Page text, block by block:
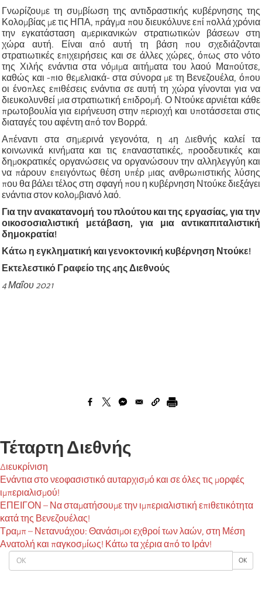
OK OK
Γνωρίζουμε τη συμβίωση της αντιδραστικής κυβέρνησης της
Κολομβίας με τις ΗΠΑ, πράγμα που διευκόλυνε επί πολλά χρόνια
την εγκατάσταση αμερικανικών στρατιωτικών βάσεων στη
χώρα αυτή. Είναι από αυτή τη βάση που σχεδιάζονται
στρατιωτικές επιχειρήσεις και σε άλλες χώρες, όπως στο νότο
της Χιλής ενάντια στα νόμιμα αιτήματα του λαού Μαπούτσε,
καθώς και -πιο θεμελιακά- στα σύνορα με τη Βενεζουέλα, όπου
οι ένοπλες επιθέσεις ενάντια σε αυτή τη χώρα γίνονται για να
διευκολυνθεί μια στρατιωτική επιδρομή. Ο Ντούκε αρνιέται κάθε
πρωτοβουλία για ειρήνευση στην περιοχή και υποτάσσεται στις
διαταγές του αφέντη από τον Βορρά.
Απέναντι στα σημερινά γεγονότα, η 4η Διεθνής καλεί τα
κοινωνικά κινήματα και τις επαναστατικές, προοδευτικές και
δημοκρατικές οργανώσεις να οργανώσουν την αλληλεγγύη και
να πάρουν επειγόντως θέση υπέρ μιας ανθρωπιστικής λύσης
που θα βάλει τέλος στη σφαγή που η κυβέρνηση Ντούκε διεξάγει
ενάντια στον κολομβιανό λαό.
Για την ανακατανομή του πλούτου και της εργασίας, για την
οικοσοσιαλιστική μετάβαση, για μια αντικαπιταλιστική
δημοκρατία!
Κάτω η εγκληματική και γενοκτονική κυβέρνηση Ντούκε!
Εκτελεστικό Γραφείο της 4ης Διεθνούς
4 Μαΐου 2021
Τέταρτη Διεθνής
Διευκρίνιση
Ενάντια στο νεοφασιστικό αυταρχισμό και σε όλες τις μορφές
ιμπεριαλισμού!
ΕΠΕΙΓΟΝ – Να σταματήσουμε την ιμπεριαλιστική επιθετικότητα
κατά της Βενεζουέλας!
Τραμπ – Νετανυάχου: Θανάσιμοι εχθροί των λαών, στη Μέση
Ανατολή και παγκοσμίως! Κάτω τα χέρια από το Ιράν!